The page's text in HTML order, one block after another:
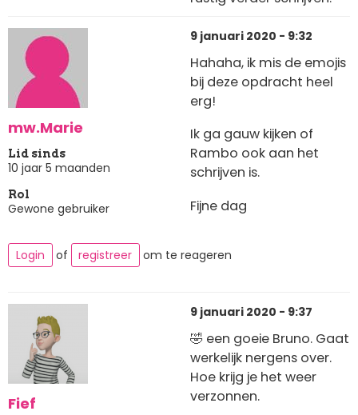
mw.Marie
Lid sinds
10 jaar 5 maanden
Rol
Gewone gebruiker
9 januari 2020 - 9:32
Hahaha, ik mis de emojis
bij deze opdracht heel
erg!
Ik ga gauw kijken of
Rambo ook aan het
schrijven is.
Fijne dag
Login of registreer om te reageren
Fief
9 januari 2020 - 9:37
🤣 een goeie Bruno. Gaat
werkelijk nergens over.
Hoe krijg je het weer
verzonnen.